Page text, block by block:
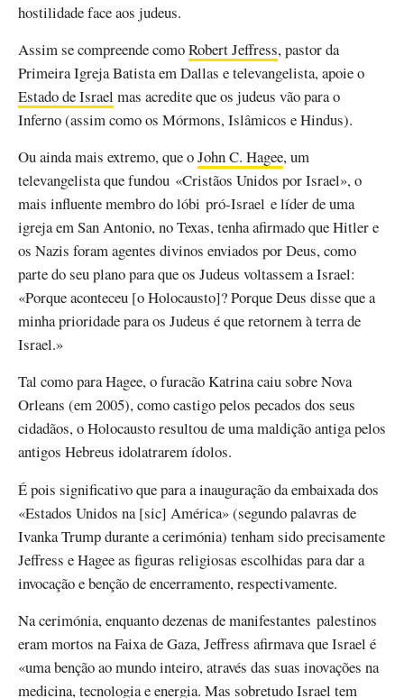
hostilidade face aos judeus.
Assim se compreende comoRobert Jeffress, pastor da
Primeira Igreja Batista em Dallas e televangelista, apoie o
Estado de Israel mas acredite que os judeus vão para o
Inferno (assim como os Mórmons, Islâmicos e Hindus).
Ou ainda mais extremo, que oJohn C. Hagee, um
televangelista que fundou «Cristãos Unidos por Israel», o
mais influente membro do lóbi pró-Israel e líder de uma
igreja em San Antonio, no Texas, tenha afirmado que Hitler e
os Nazis foram agentes divinos enviados por Deus, como
parte do seu plano para que os Judeus voltassem a Israel:
«Porque aconteceu [o Holocausto]? Porque Deus disse que a
minha prioridade para os Judeus é que retornem à terra de
Israel.»
Tal como para Hagee, o furacão Katrina caiu sobre Nova
Orleans (em 2005), como castigo pelos pecados dos seus
cidadãos, o Holocausto resultou de uma maldição antiga pelos
antigos Hebreus idolatrarem ídolos.
É pois significativo que para a inauguração da embaixada dos
«Estados Unidos na [sic] América» (segundo palavras de
Ivanka Trump durante a cerimónia) tenham sido precisamente
Jeffress e Hagee as figuras religiosas escolhidas para dar a
invocação e benção de encerramento, respectivamente.
Na cerimónia, enquanto dezenas de manifestantes palestinos
eram mortos na Faixa de Gaza, Jeffress afirmava que Israel é
«uma benção ao mundo inteiro, através das suas inovações na
medicina, tecnologia e energia. Mas sobretudo Israel tem